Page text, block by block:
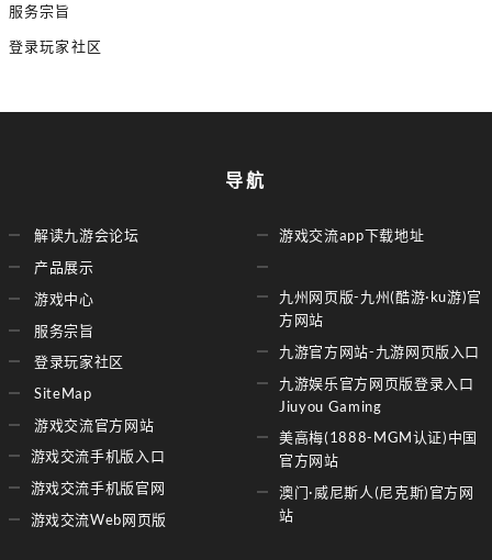
服务宗旨
登录玩家社区
导航
解读九游会论坛
产品展示
游戏中心
服务宗旨
登录玩家社区
SiteMap
游戏交流官方网站
游戏交流手机版入口
游戏交流手机版官网
游戏交流Web网页版
游戏交流app下载地址
九州网页版-九州(酷游·ku游)官
方网站
九游官方网站-九游网页版入口
九游娱乐官方网页版登录入口
Jiuyou Gaming
美高梅(1888-MGM认证)中国
官方网站
澳门·威尼斯人(尼克斯)官方网
站